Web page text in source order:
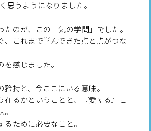
思うようになりました。
たのが、この「気の学問」でした。
、これまで学んできた点と点がつな
を感じました。
矜持と、今ここにいる意味。
在るかということと、『愛する』こ
るために必要なこと。